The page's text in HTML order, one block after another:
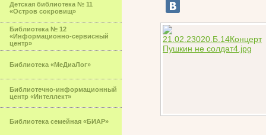
Детская библиотека № 11
«Остров сокровищ»
Библиотека № 12
«Информационно-сервисный
центр»
Библиотека «МеДиаЛог»
Библиотечно-информационный
центр «Интеллект»
Библиотека семейная «БИАР»